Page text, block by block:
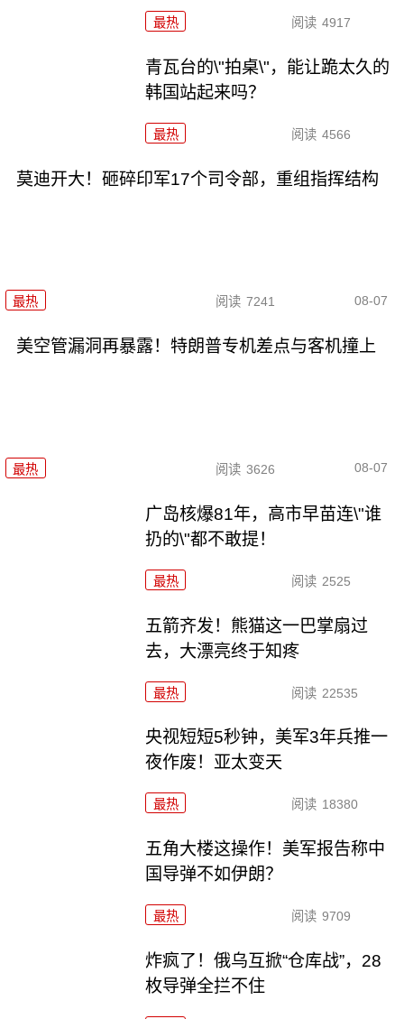
最热 阅读 4917
青瓦台的\"拍桌\"，能让跪太久的
韩国站起来吗？
最热 阅读 4566
莫迪开大！砸碎印军17个司令部，重组指挥结构
最热 阅读 7241 08-07
美空管漏洞再暴露！特朗普专机差点与客机撞上
最热 阅读 3626 08-07
广岛核爆81年，高市早苗连\"谁
扔的\"都不敢提！
最热 阅读 2525
五箭齐发！熊猫这一巴掌扇过
去，大漂亮终于知疼
最热 阅读 22535
央视短短5秒钟，美军3年兵推一
夜作废！亚太变天
最热 阅读 18380
五角大楼这操作！美军报告称中
国导弹不如伊朗？
最热 阅读 9709
炸疯了！俄乌互掀“仓库战”，28
枚导弹全拦不住